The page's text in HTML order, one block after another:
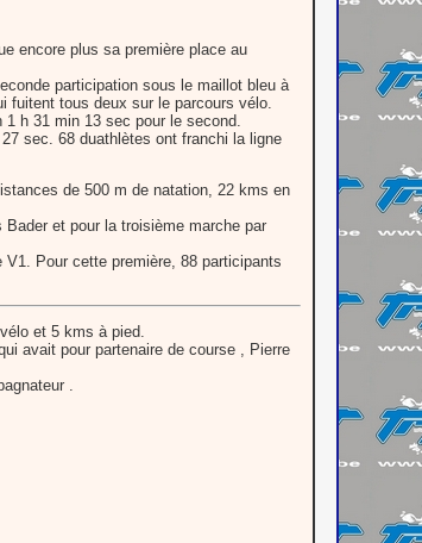
encore plus sa première place au
participation sous le maillot bleu à
fuitent tous deux sur le parcours vélo.
h 31 min 13 sec pour le second.
sec. 68 duathlètes ont franchi la ligne
de 500 m de natation, 22 kms en
et pour la troisième marche par
Pour cette première, 88 participants
et 5 kms à pied.
avait pour partenaire de course , Pierre
.